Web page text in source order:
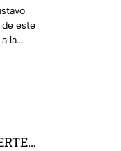
de este
la